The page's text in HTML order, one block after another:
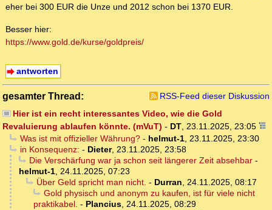
eher bei 300 EUR die Unze und 2012 schon bei 1370 EUR.
Besser hier:
https://www.gold.de/kurse/goldpreis/
antworten
gesamter Thread:
RSS-Feed dieser Diskussion
Hier ist ein recht interessantes Video, wie die Gold
Revaluierung ablaufen könnte. (mVuT) - DT, 23.11.2025, 23:05
Was ist mit offizieller Währung?- helmut-1, 23.11.2025, 23:30
in Konsequenz: - Dieter, 23.11.2025, 23:58
Die Verschärfung war ja schon seit längerer Zeit absehbar-
helmut-1, 24.11.2025, 07:23
Über Geld spricht man nicht. - Durran, 24.11.2025, 08:17
Gold physisch und anonym zu kaufen, ist für viele nicht
praktikabel. - Plancius, 24.11.2025, 08:29